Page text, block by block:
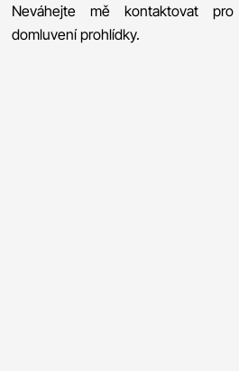
Neváhejte mě kontaktovat
domluvení prohlídky.